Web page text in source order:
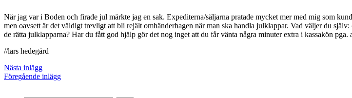
När jag var i Boden och firade jul märkte jag en sak. Expediterna/säljarna pratade mycket mer med mig som
men oavsett är det väldigt trevligt att bli rejält omhänderhagen när man ska handla julklappar. Vad väljer du
de rätta julklapparna? Har du fått god hjälp gör det nog inget att du får vänta några minuter extra i kassakön
//lars hedegård
Nästa inlägg
Föregående inlägg